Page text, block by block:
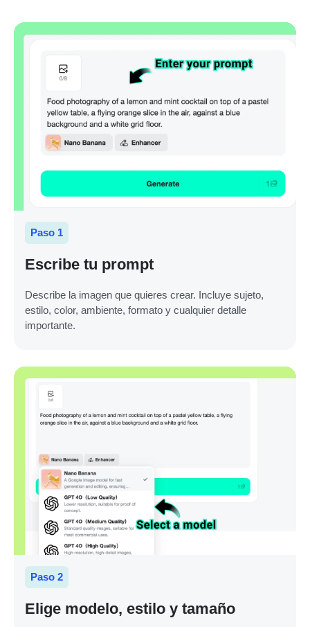
Paso 1
Escribe tu prompt
Describe la imagen que quieres crear. Incluye sujeto,
estilo, color, ambiente, formato y cualquier detalle
importante.
Paso 2
Elige modelo, estilo y tamaño